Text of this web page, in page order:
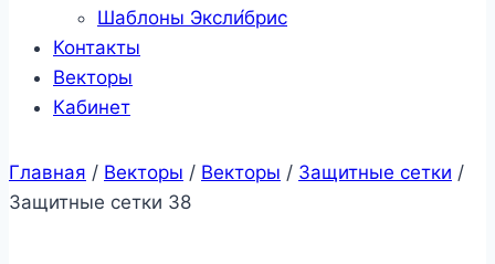
Шаблоны Эксли́брис
Контакты
Векторы
Кабинет
Главная / Векторы / Векторы / Защитные сетки /
Защитные сетки 38